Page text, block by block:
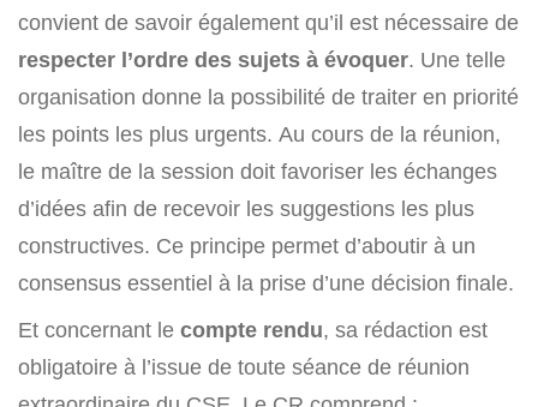
convient de savoir également qu’il est nécessaire de
respecter l’ordre des sujets à évoquer. Une telle
organisation donne la possibilité de traiter en priorité
les points les plus urgents. Au cours de la réunion,
le maître de la session doit favoriser les échanges
d’idées afin de recevoir les suggestions les plus
constructives. Ce principe permet d’aboutir à un
consensus essentiel à la prise d’une décision finale.
Et concernant le compte rendu, sa rédaction est
obligatoire à l’issue de toute séance de réunion